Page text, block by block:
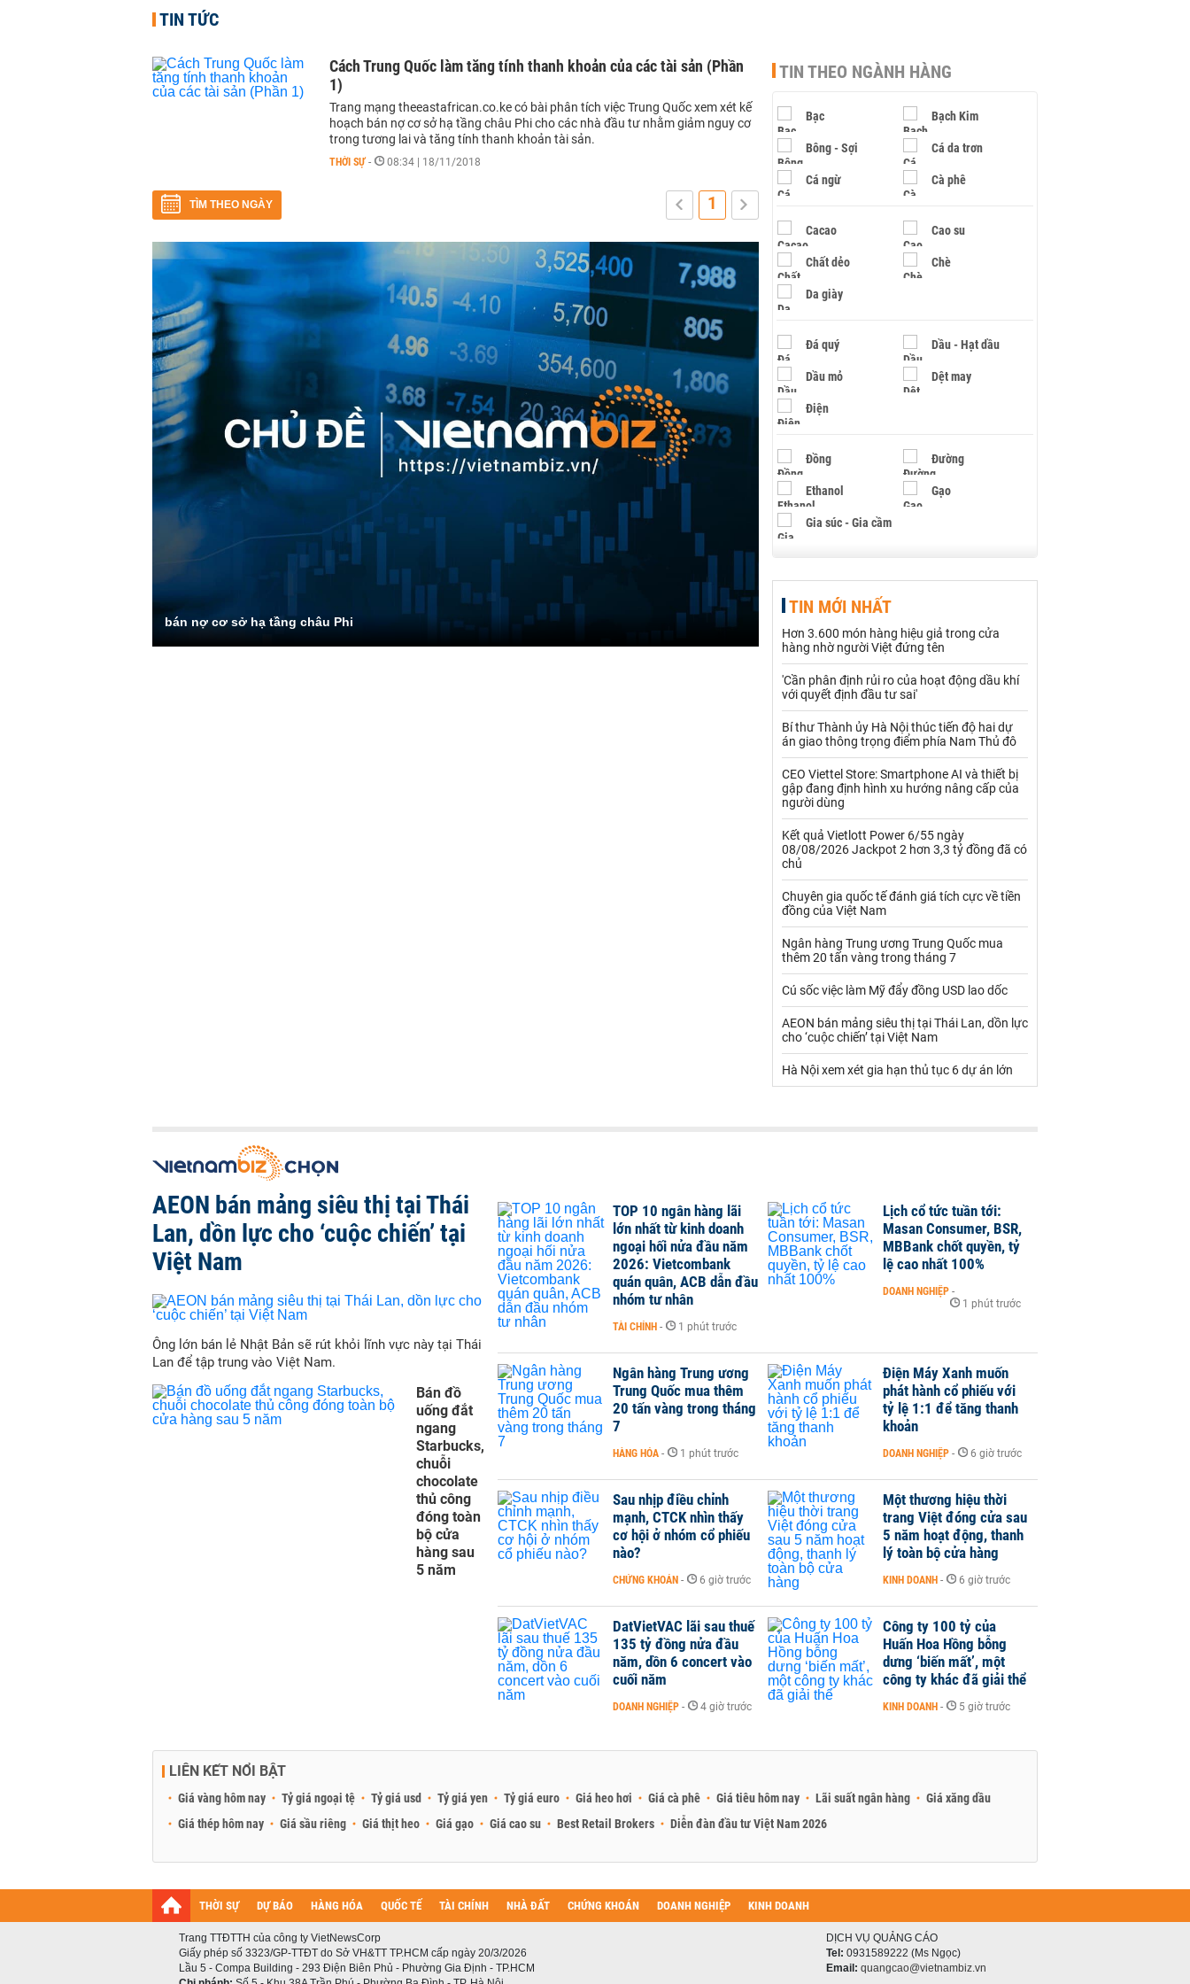
TIN TỨC
Cách Trung Quốc làm tăng tính thanh khoản của các tài sản (Phần
1)
Trang mạng theeastafrican.co.ke có bài phân tích việc Trung Quốc xem xét kế
hoạch bán nợ cơ sở hạ tầng châu Phi cho các nhà đầu tư nhằm giảm nguy cơ
trong tương lai và tăng tính thanh khoản tài sản.
THỜI SỰ - 08:34 | 18/11/2018
TÌM THEO NGÀY 1
bán nợ cơ sở hạ tầng châu Phi
TIN THEO NGÀNH HÀNG
Bạc Bạch Kim
Bông - Sợi Cá da trơn
Cá ngừ Cà phê
Cacao Cao su
Chất dẻo Chè
Da giày
Đá quý Dầu - Hạt dầu
Dầu mỏ Dệt may
Điện
Đồng Đường
Ethanol Gạo
Gia súc - Gia cầm
Hạt điều
Khí đốt
Kim loại khác Mắc ca
Muối Ngũ cốc
Nhựa - Hạt nhựa
Palladium
Rau - Củ -Quả Sắt thép
Than
Thủy hải sản khác Tôm
VLXD khác Xăng dầu
Xi măng - Clynker
TIN MỚI NHẤT
Hơn 3.600 món hàng hiệu giả trong cửa
hàng nhờ người Việt đứng tên
'Cần phân định rủi ro của hoạt động dầu khí
với quyết định đầu tư sai'
Bí thư Thành ủy Hà Nội thúc tiến độ hai dự
án giao thông trọng điểm phía Nam Thủ đô
CEO Viettel Store: Smartphone AI và thiết bị
gập đang định hình xu hướng nâng cấp của
người dùng
Kết quả Vietlott Power 6/55 ngày
08/08/2026 Jackpot 2 hơn 3,3 tỷ đồng đã có
chủ
Chuyên gia quốc tế đánh giá tích cực về tiền
đồng của Việt Nam
Ngân hàng Trung ương Trung Quốc mua
thêm 20 tấn vàng trong tháng 7
Cú sốc việc làm Mỹ đẩy đồng USD lao dốc
AEON bán mảng siêu thị tại Thái Lan, dồn lực
cho ‘cuộc chiến’ tại Việt Nam
Hà Nội xem xét gia hạn thủ tục 6 dự án lớn
AEON bán mảng siêu thị tại Thái
Lan, dồn lực cho ‘cuộc chiến’ tại
Việt Nam
Ông lớn bán lẻ Nhật Bản sẽ rút khỏi lĩnh vực này tại Thái
Lan để tập trung vào Việt Nam.
Bán đồ
uống đắt
ngang
Starbucks,
chuỗi
chocolate
thủ công
đóng toàn
bộ cửa
hàng sau
5 năm
TOP 10 ngân hàng lãi
lớn nhất từ kinh doanh
ngoại hối nửa đầu năm
2026: Vietcombank
quán quân, ACB dẫn đầu
nhóm tư nhân
TÀI CHÍNH - 1 phút trước
Lịch cổ tức tuần tới:
Masan Consumer, BSR,
MBBank chốt quyền, tỷ
lệ cao nhất 100%
DOANH NGHIỆP -
1 phút trước
Ngân hàng Trung ương
Trung Quốc mua thêm
20 tấn vàng trong tháng
7
HÀNG HÓA - 1 phút trước
Điện Máy Xanh muốn
phát hành cổ phiếu với
tỷ lệ 1:1 để tăng thanh
khoản
DOANH NGHIỆP - 6 giờ trước
Sau nhịp điều chỉnh
mạnh, CTCK nhìn thấy
cơ hội ở nhóm cổ phiếu
nào?
CHỨNG KHOÁN - 6 giờ trước
Một thương hiệu thời
trang Việt đóng cửa sau
5 năm hoạt động, thanh
lý toàn bộ cửa hàng
KINH DOANH - 6 giờ trước
DatVietVAC lãi sau thuế
135 tỷ đồng nửa đầu
năm, dồn 6 concert vào
cuối năm
DOANH NGHIỆP - 4 giờ trước
Công ty 100 tỷ của
Huấn Hoa Hồng bỗng
dưng ‘biến mất’, một
công ty khác đã giải thể
KINH DOANH - 5 giờ trước
LIÊN KẾT NỔI BẬT
Giá vàng hôm nay Tỷ giá ngoại tệ Tỷ giá usd Tỷ giá yen Tỷ giá euro Giá heo hơi Giá cà phê Giá tiêu hôm nay Lãi suất ngân hàng
Giá xăng dầu
Giá thép hôm nay
Giá sầu riêng Giá thịt heo Giá gạo Giá cao su Best Retail Brokers Diễn đàn đầu tư Việt Nam 2026
THỜI SỰ DỰ BÁO HÀNG HÓA QUỐC TẾ TÀI CHÍNH NHÀ ĐẤT CHỨNG KHOÁN DOANH NGHIỆP KINH DOANH
Trang TTĐTTH của công ty VietNewsCorp
Giấy phép số 3323/GP-TTĐT do Sở VH&TT TP.HCM cấp ngày 20/3/2026
Lầu 5 - Compa Building - 293 Điện Biên Phủ - Phường Gia Định - TP.HCM
DỊCH VỤ QUẢNG CÁO
Tel: 0931589222 (Ms Ngọc)
Email: quangcao@vietnambiz.vn